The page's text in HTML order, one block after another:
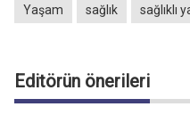
Yaşam sağlık sağlıklı
Editörün önerileri